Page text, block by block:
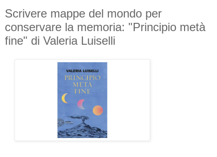
Scrivere mappe del mondo per
conservare la memoria: "Principio metà
fine" di Valeria Luiselli